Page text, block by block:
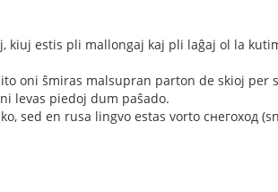
kiuj estis pli mallongaj kaj pli laĝaj ol la
oni ŝmiras malsupran parton de skioj per
levas piedoj dum paŝado.
sed en rusa lingvo estas vorto снегоход